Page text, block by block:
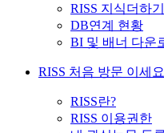
RISS 지식더하기
DB연계 현황
BI 및 배너 다운
RISS 처음 방문 이세
RISS란?
RISS 이용권한